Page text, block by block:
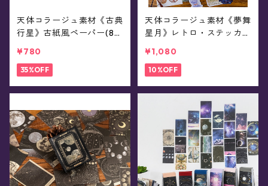
天体コラージュ素材《古典
行星》古紙風ペーパー(8種
¥780
35%OFF
天体コラージュ素材《夢舞
星月》レトロ・ステッカー
¥1,080
10%OFF